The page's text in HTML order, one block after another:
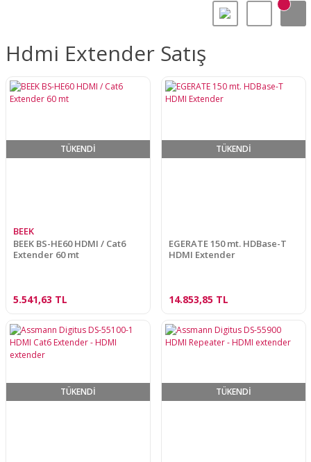
Hdmi Extender Satış
TÜKENDİ
BEEK
BEEK BS-HE60 HDMI / Cat6
Extender 60 mt
5.541,63 TL
TÜKENDİ
EGERATE 150 mt. HDBase-T
HDMI Extender
14.853,85 TL
TÜKENDİ TÜKENDİ